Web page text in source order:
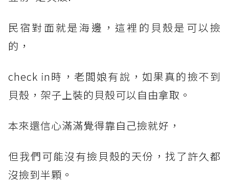
民宿對面就是海邊，這裡的貝殼是可以撿
的，
check in時，老闆娘有說，如果真的撿不到
貝殼，架子上裝的貝殼可以自由拿取。
本來還信心滿滿覺得靠自己撿就好，
但我們可能沒有撿貝殼的天份，找了許久都
沒撿到半顆。